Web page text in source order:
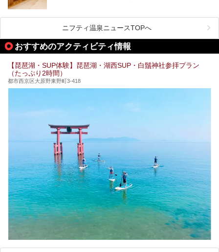
旅行やお出かけのついではもちろん、近隣にお住いの方はぜ
ひ気軽に立ち寄ってみてくださいね。
ニフティ温泉ニュースTOPへ
おすすめのアクティビティ情報
【琵琶湖・SUP体験】琵琶湖・湖西SUP・白鬚神社参拝プラン
（たっぷり2時間）
都市西京区大原野東野町3-418